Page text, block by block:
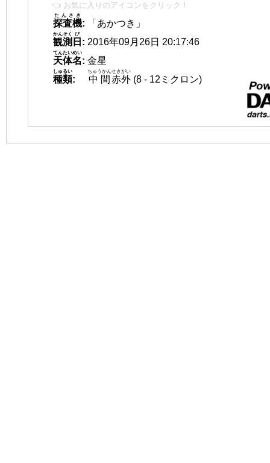
👈 お気に入りのアイコンをクリック！
探査機
たんさき
:
「あかつき」
観測
かんそく
日
び
: 2016年09月26日 20:17:46
天体名
てんたいめい
: 金星
種類
しゅるい
: 中間
ちゅうかん
赤外
せきがい
(8 - 12ミクロン)